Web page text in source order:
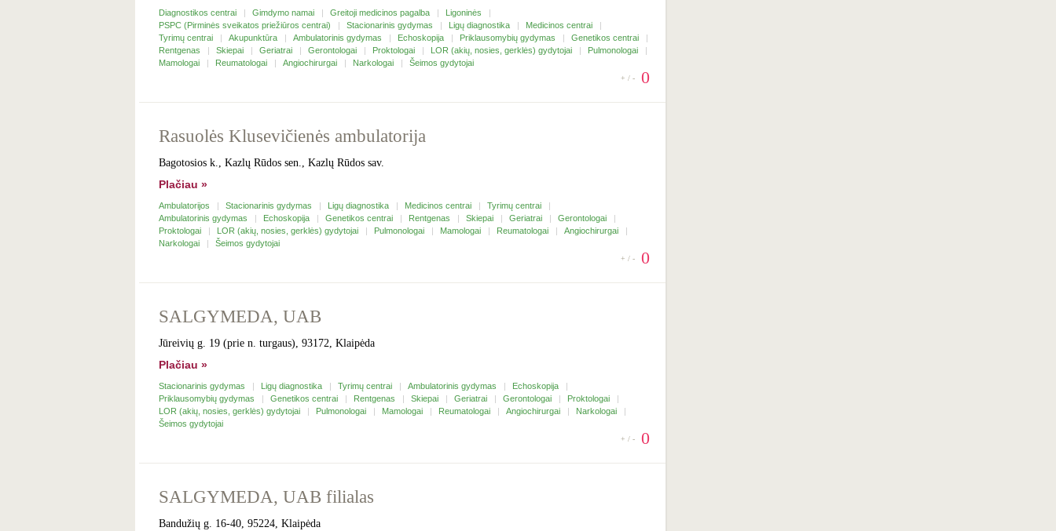
Diagnostikos centrai Gimdymo namai Greitoji medicinos pagalba
Ligoninės
PSPC (Pirminės sveikatos priežiūros centrai)
Stacionarinis gydymas Ligų diagnostika
Medicinos centrai
Tyrimų centrai
Akupunktūra Ambulatorinis gydymas Echoskopija Priklausomybių gydymas
Genetikos centrai
Rentgenas
Skiepai Geriatrai Gerontologai Proktologai LOR (akių, nosies, gerklės) gydytojai
Pulmonologai
Mamologai
Reumatologai Angiochirurgai Narkologai Šeimos gydytojai
+ / - 0
Rasuolės Klusevičienės ambulatorija
Bagotosios k., Kazlų Rūdos sen., Kazlų Rūdos sav.
Plačiau »
Ambulatorijos Stacionarinis gydymas Ligų diagnostika Medicinos centrai
Tyrimų centrai
Ambulatorinis gydymas
Echoskopija Genetikos centrai Rentgenas Skiepai Geriatrai
Gerontologai
Proktologai
LOR (akių, nosies, gerklės) gydytojai Pulmonologai Mamologai Reumatologai
Angiochirurgai
Narkologai
Šeimos gydytojai
+ / - 0
SALGYMEDA, UAB
Jūreivių g. 19 (prie n. turgaus), 93172, Klaipėda
Plačiau »
Stacionarinis gydymas Ligų diagnostika Tyrimų centrai Ambulatorinis gydymas
Echoskopija
Priklausomybių gydymas
Genetikos centrai Rentgenas Skiepai Geriatrai Gerontologai
Proktologai
LOR (akių, nosies, gerklės) gydytojai
Pulmonologai Mamologai Reumatologai Angiochirurgai
Narkologai
Šeimos gydytojai
+ / - 0
SALGYMEDA, UAB filialas
Bandužių g. 16-40, 95224, Klaipėda